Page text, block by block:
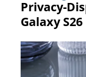
Privacy-
Galaxy